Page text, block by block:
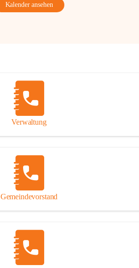
Kalender ansehen
Verwaltung
Gemeindevorstand